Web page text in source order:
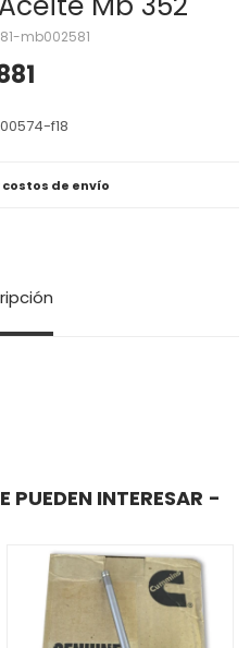
mb002581
f18
de envío
PUEDEN INTERESAR